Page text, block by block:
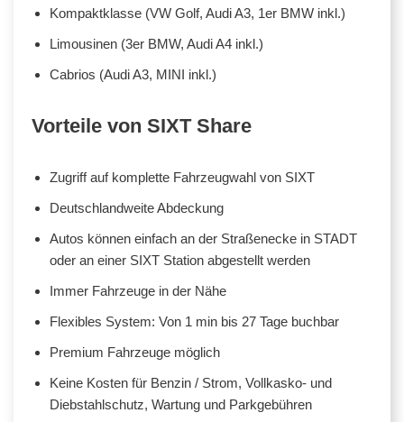
Kompaktklasse (VW Golf, Audi A3, 1er BMW inkl.)
Limousinen (3er BMW, Audi A4 inkl.)
Cabrios (Audi A3, MINI inkl.)
Vorteile von SIXT Share
Zugriff auf komplette Fahrzeugwahl von SIXT
Deutschlandweite Abdeckung
Autos können einfach an der Straßenecke in STADT
oder an einer SIXT Station abgestellt werden
Immer Fahrzeuge in der Nähe
Flexibles System: Von 1 min bis 27 Tage buchbar
Premium Fahrzeuge möglich
Keine Kosten für Benzin / Strom, Vollkasko- und
Diebstahlschutz, Wartung und Parkgebühren